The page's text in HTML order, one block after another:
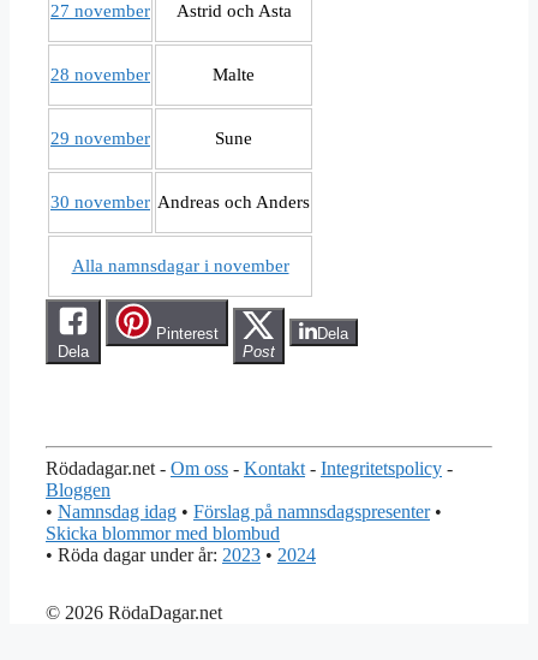
27 november Astrid och Asta
28 november Malte
29 november Sune
30 november Andreas och Anders
Alla namnsdagar i november
Dela
Pinterest
Post
Dela
Rödadagar.net - Om oss - Kontakt - Integritetspolicy -
Bloggen
• Namnsdag idag • Förslag på namnsdagspresenter•
Skicka blommor med blombud
• Röda dagar under år: 2023 • 2024
© 2026 RödaDagar.net